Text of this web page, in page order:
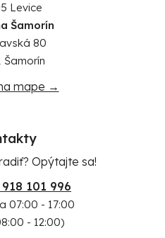
Levice
Šamorín
80
Šamorín
mape →
Opýtajte sa!
101 996
07:00 - 17:00
- 12:00)